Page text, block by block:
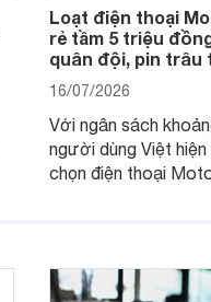
Loạt điện thoại
rẻ tầm 5 triệu
quân đội, pin trâu
16/07/2026
Với ngân sách
người dùng Việt
chọn điện thoại